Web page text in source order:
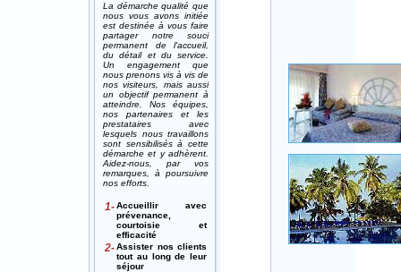
La démarche qualité que
nous vous avons initiée
est destinée à vous faire
partager notre souci
permanent de l'accueil,
du détail et du service.
Un engagement que
nous prenons vis à vis de
nos visiteurs, mais aussi
un objectif permanent à
atteindre. Nos équipes,
nos partenaires et les
prestataires avec
lesquels nous travaillons
sont sensibilisés à cette
démarche et y adhèrent.
Aidez-nous, par vos
remarques, à poursuivre
nos efforts.
1-Accueillir avec
prévenance,
courtoisie et
efficacité
2-Assister nos clients
tout au long de leur
séjour